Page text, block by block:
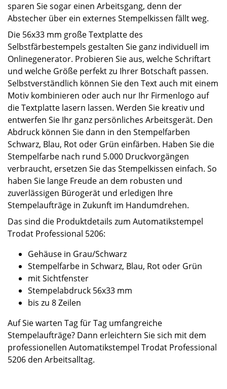
sparen Sie sogar einen Arbeitsgang, denn der
Abstecher über ein externes Stempelkissen fällt weg.
Die 56x33 mm große Textplatte des
Selbstfärbestempels gestalten Sie ganz individuell im
Onlinegenerator. Probieren Sie aus, welche Schriftart
und welche Größe perfekt zu Ihrer Botschaft passen.
Selbstverständlich können Sie den Text auch mit einem
Motiv kombinieren oder auch nur Ihr Firmenlogo auf
die Textplatte lasern lassen. Werden Sie kreativ und
entwerfen Sie Ihr ganz persönliches Arbeitsgerät. Den
Abdruck können Sie dann in den Stempelfarben
Schwarz, Blau, Rot oder Grün einfärben. Haben Sie die
Stempelfarbe nach rund 5.000 Druckvorgängen
verbraucht, ersetzen Sie das Stempelkissen einfach. So
haben Sie lange Freude an dem robusten und
zuverlässigen Bürogerät und erledigen Ihre
Stempelaufträge in Zukunft im Handumdrehen.
Das sind die Produktdetails zum Automatikstempel
Trodat Professional 5206:
Gehäuse in Grau/Schwarz
Stempelfarbe in Schwarz, Blau, Rot oder Grün
mit Sichtfenster
Stempelabdruck 56x33 mm
bis zu 8 Zeilen
Auf Sie warten Tag für Tag umfangreiche
Stempelaufträge? Dann erleichtern Sie sich mit dem
professionellen Automatikstempel Trodat Professional
5206 den Arbeitsalltag.